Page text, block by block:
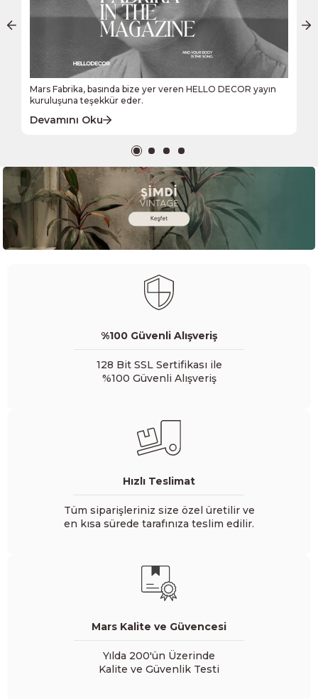
Mars Fabrika, basında bize yer veren HELLO DECOR yayın
kuruluşuna teşekkür eder.
Devamını Oku
%100 Güvenli Alışveriş
128 Bit SSL Sertifikası ile
%100 Güvenli Alışveriş
Hızlı Teslimat
Tüm siparişleriniz size özel üretilir ve
en kısa sürede tarafınıza teslim edilir.
Mars Kalite ve Güvencesi
Yılda 200'ün Üzerinde
Kalite ve Güvenlik Testi